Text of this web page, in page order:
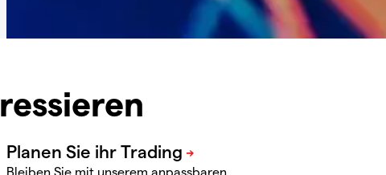
Bleiben Sie mit unserem anpassbaren